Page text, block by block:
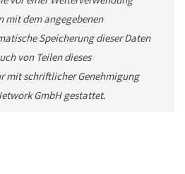
mit dem angegebenen
Speicherung dieser Daten
von Teilen dieses
mit schriftlicher Genehmigung
GmbH gestattet.